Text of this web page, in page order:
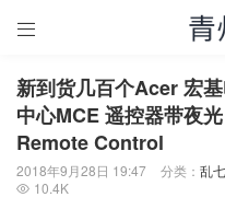

新到货几百个Acer 宏
中心MCE 遥控器带夜
Remote Control
2018年9月28日 19:47 分类： 乱
 10.4K